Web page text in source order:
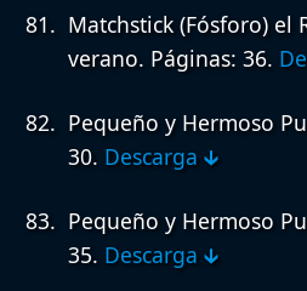
Matchstick (Fósforo) el
verano. Páginas: 36.
Pequeño y Hermoso
30. Descarga 🡳
Pequeño y Hermoso
35. Descarga 🡳